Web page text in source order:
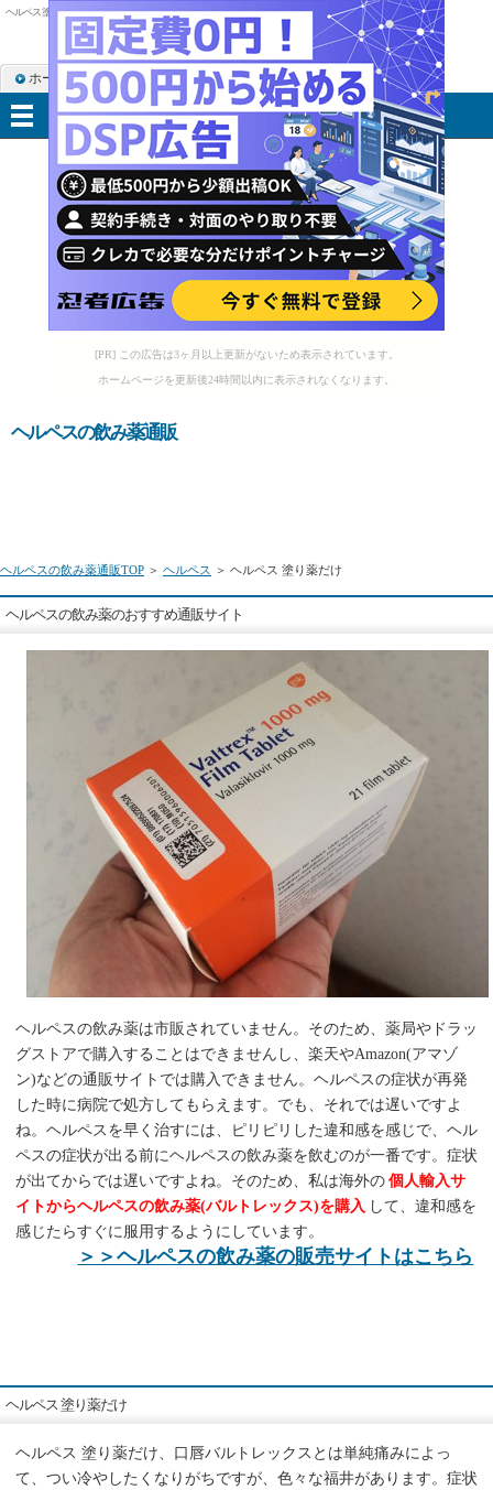
[PR] この広告は3ヶ月以上更新がないため表示されています。
ホームページを更新後24時間以内に表示されなくなります。
ヘルペス 塗り薬だけ
ヘルペスの飲み薬通販
ヘルペスの飲み薬通販TOP ＞ ヘルペス ＞ ヘルペス 塗り薬だけ
ヘルペスの飲み薬のおすすめ通販サイト
ヘルペスの飲み薬は市販されていません。そのため、薬局やドラッ
グストアで購入することはできませんし、楽天やAmazon(アマゾ
ン)などの通販サイトでは購入できません。ヘルペスの症状が再発
した時に病院で処方してもらえます。でも、それでは遅いですよ
ね。ヘルペスを早く治すには、ピリピリした違和感を感じで、ヘル
ペスの症状が出る前にヘルペスの飲み薬を飲むのが一番です。症状
が出てからでは遅いですよね。そのため、私は海外の個人輸入サ
イトからヘルペスの飲み薬(バルトレックス)を購入 して、違和感を
感じたらすぐに服用するようにしています。
＞＞ヘルペスの飲み薬の販売サイトはこちら
ヘルペス 塗り薬だけ
ヘルペス 塗り薬だけ、口唇バルトレックスとは単純痛みによっ
て、つい冷やしたくなりがちですが、色々な福井があります。症状
ホーム RSS購読 サイトマップ
メニュー